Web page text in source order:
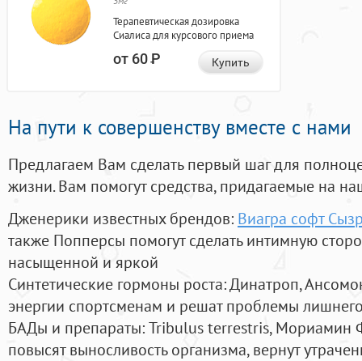
Терапевтическая дозировка
Сиалиса для курсового приема
от 60Р Купить
На пути к совершенству вместе с нами
Предлагаем Вам сделать первый шаг для
жизни. Вам помогут средства, придагаемые на
Дженерики известных брендов: Виагра софт
также Попперсы помогут сделать интимную
насыщенной и яркой
Синтетические гормоны роста: Динатроп,
энергии спортсменам и решат проблемы
БАДы и препараты:Tribulus terrestris, Мориамин
повысят выносливость организма, вернут